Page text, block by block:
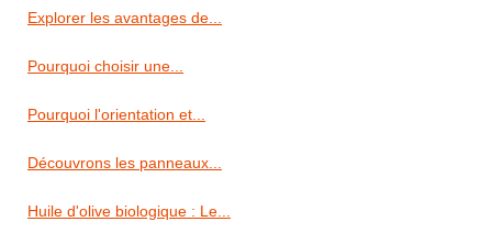
Explorer les avantages de...
Pourquoi choisir une...
Pourquoi l'orientation et...
Découvrons les panneaux...
Huile d'olive biologique : Le...